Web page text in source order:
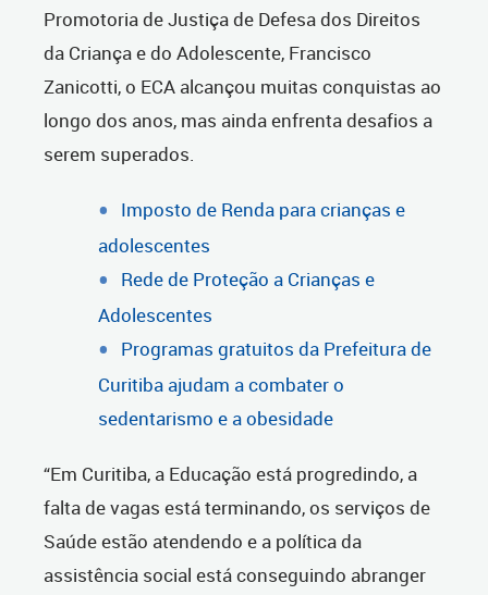
Promotoria de Justiça de Defesa dos Direitos
da Criança e do Adolescente, Francisco
Zanicotti, o ECA alcançou muitas conquistas ao
longo dos anos, mas ainda enfrenta desafios a
serem superados.
Imposto de Renda para crianças e
adolescentes
Rede de Proteção a Crianças e
Adolescentes
Programas gratuitos da Prefeitura de
Curitiba ajudam a combater o
sedentarismo e a obesidade
“Em Curitiba, a Educação está progredindo, a
falta de vagas está terminando, os serviços de
Saúde estão atendendo e a política da
assistência social está conseguindo abranger